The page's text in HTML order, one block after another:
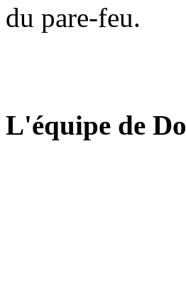
du pare-feu.
L'équipe de